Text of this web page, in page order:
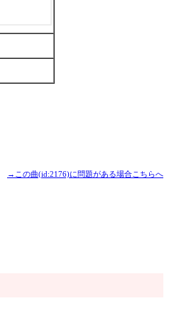
→この曲(id:2176)に問題がある場合こちらへ